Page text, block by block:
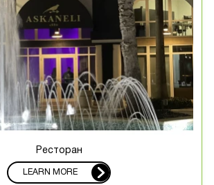
Ресторан
LEARN MORE